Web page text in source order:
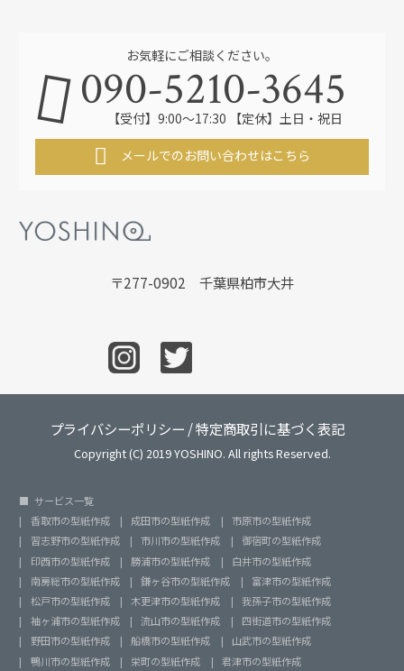
〒277-0902 千葉県柏市大井
お気軽にご相談ください。
090-5210-3645
【受付】9:00～17:30 【定休】土日・祝日
メールでのお問い合わせはこちら
プライバシーポリシー /特定商取引に基づく表記
Copyright (C) 2019 YOSHINO. All rights Reserved.
サービス一覧
香取市の型紙作成
成田市の型紙作成
市原市の型紙作成
習志野市の型紙作成
市川市の型紙作成
御宿町の型紙作成
印西市の型紙作成
勝浦市の型紙作成
白井市の型紙作成
南房総市の型紙作成
鎌ヶ谷市の型紙作成
富津市の型紙作成
松戸市の型紙作成
木更津市の型紙作成
我孫子市の型紙作成
袖ヶ浦市の型紙作成
流山市の型紙作成
四街道市の型紙作成
野田市の型紙作成
船橋市の型紙作成
山武市の型紙作成
鴨川市の型紙作成
栄町の型紙作成 君津市の型紙作成